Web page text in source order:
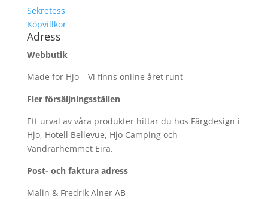
Sekretess
Köpvillkor
Adress
Webbutik
Made for Hjo – Vi finns online året runt
Fler försäljningsställen
Ett urval av våra produkter hittar du hos Färgdesign i
Hjo, Hotell Bellevue, Hjo Camping och
Vandrarhemmet Eira.
Post- och faktura adress
Malin & Fredrik Alner AB